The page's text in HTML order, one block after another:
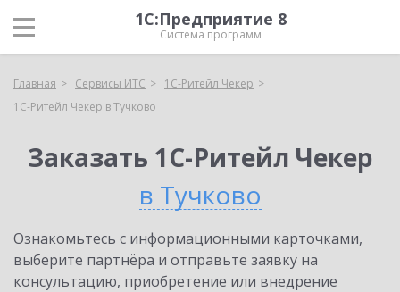
1С:Предприятие 8
Система программ
Главная Сервисы ИТС
1C-Ритейл Чекер
1C-Ритейл Чекер в Тучково
Заказать 1C-Ритейл Чекер
в Тучково
Ознакомьтесь с информационными карточками,
выберите партнёра и отправьте заявку на
консультацию, приобретение или внедрение